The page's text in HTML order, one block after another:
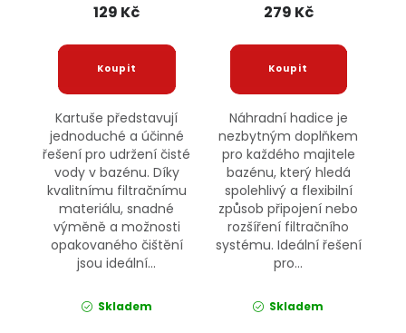
129 Kč
Kartuše představují
jednoduché a účinné
řešení pro udržení čisté
vody v bazénu. Díky
kvalitnímu filtračnímu
materiálu, snadné
výměně a možnosti
opakovaného čištění
jsou ideální...
Skladem
279 Kč
Náhradní hadice je
nezbytným doplňkem
pro každého majitele
bazénu, který hledá
spolehlivý a flexibilní
způsob připojení nebo
rozšíření filtračního
systému. Ideální řešení
pro...
Skladem